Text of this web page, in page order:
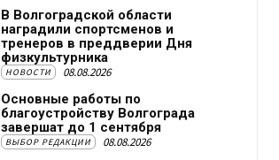
В Волгоградской области
наградили спортсменов и
тренеров в преддверии Дня
физкультурника
НОВОСТИ 08.08.2026
Основные работы по
благоустройству Волгограда
завершат до 1 сентября
ВЫБОР РЕДАКЦИИ 08.08.2026